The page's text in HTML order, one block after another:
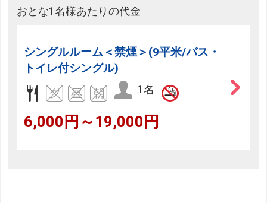
おとな1名様あたりの代金
シングルルーム＜禁煙＞(9平米/バス・
トイレ付シングル)
1名
6,000円～19,000円